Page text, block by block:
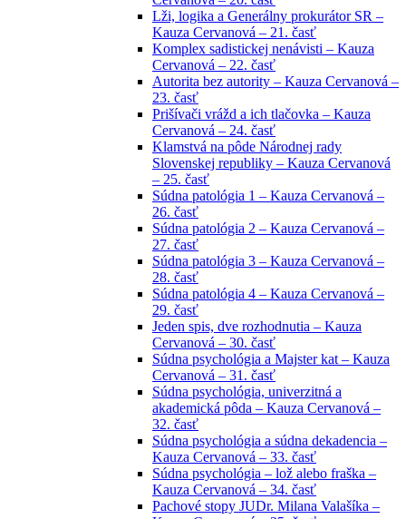
Lži, logika a Generálny prokurátor SR –
Kauza Cervanová – 21. časť
Komplex sadistickej nenávisti – Kauza
Cervanová – 22. časť
Autorita bez autority – Kauza Cervanová –
23. časť
Prišívači vrážd a ich tlačovka – Kauza
Cervanová – 24. časť
Klamstvá na pôde Národnej rady
Slovenskej republiky – Kauza Cervanová
– 25. časť
Súdna patológia 1 – Kauza Cervanová –
26. časť
Súdna patológia 2 – Kauza Cervanová –
27. časť
Súdna patológia 3 – Kauza Cervanová –
28. časť
Súdna patológia 4 – Kauza Cervanová –
29. časť
Jeden spis, dve rozhodnutia – Kauza
Cervanová – 30. časť
Súdna psychológia a Majster kat – Kauza
Cervanová – 31. časť
Súdna psychológia, univerzitná a
akademická pôda – Kauza Cervanová –
32. časť
Súdna psychológia a súdna dekadencia –
Kauza Cervanová – 33. časť
Súdna psychológia – lož alebo fraška –
Kauza Cervanová – 34. časť
Pachové stopy JUDr. Milana Valašíka –